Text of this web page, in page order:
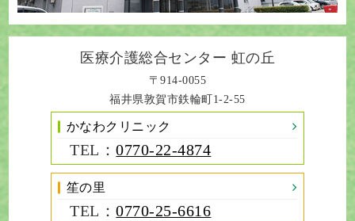
医療介護総合センター 虹の丘
〒914-0055
福井県敦賀市鉄輪町1-2-55
かなわクリニック
TEL：0770-22-4874
笙の里
TEL：0770-25-6616